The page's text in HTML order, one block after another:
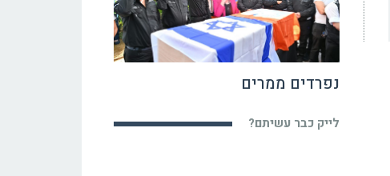
נפרדים ממרים
לייק כבר עשיתם?